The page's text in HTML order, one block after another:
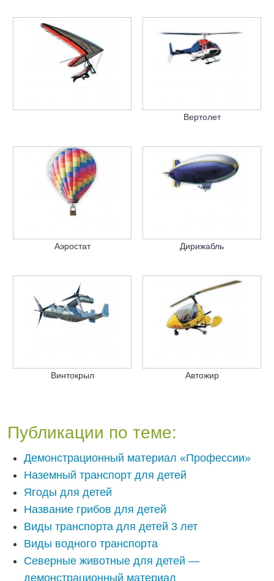
Вертолет
Аэростат Дирижабль
Винтокрыл Автожир
Публикации по теме:
Демонстрационный материал «Профессии»
Наземный транспорт для детей
Ягоды для детей
Название грибов для детей
Виды транспорта для детей 3 лет
Виды водного транспорта
Северные животные для детей —
демонстрационный материал